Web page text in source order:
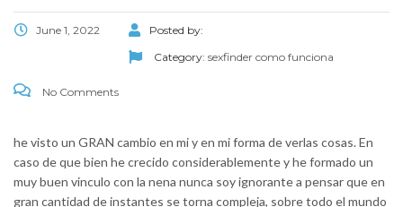
June 1, 2022
Posted by:
Category: sexfinder como funciona
No Comments
he visto un GRAN cambio en mi y en mi forma de verlas cosas. En
caso de que bien he crecido considerablemente y he formado un
muy buen vinculo con la nena nunca soy ignorante a pensar que en
gran cantidad de instantes se torna compleja, sobre todo el mundo